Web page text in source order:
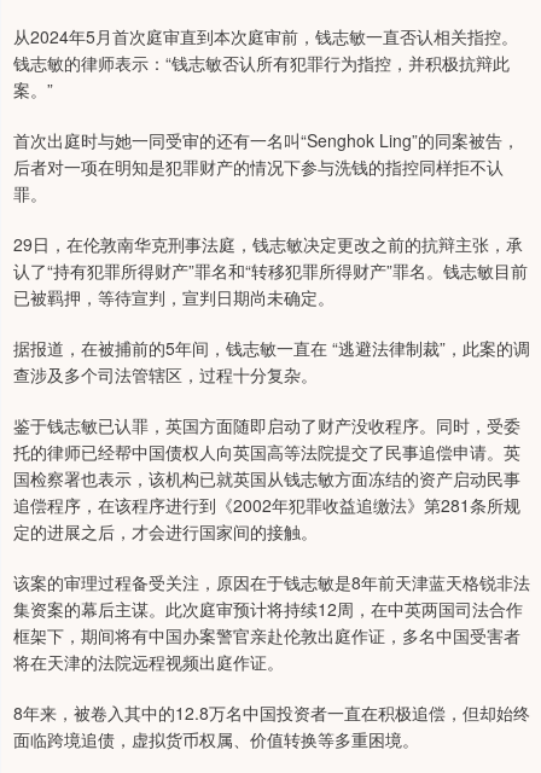
从2024年5月首次庭审直到本次庭审前，钱志敏一直否认相关指控。
钱志敏的律师表示：“钱志敏否认所有犯罪行为指控，并积极抗辩此
案。”
首次出庭时与她一同受审的还有一名叫“Senghok Ling”的同案被告，
后者对一项在明知是犯罪财产的情况下参与洗钱的指控同样拒不认
罪。
29日，在伦敦南华克刑事法庭，钱志敏决定更改之前的抗辩主张，承
认了“持有犯罪所得财产”罪名和“转移犯罪所得财产”罪名。钱志敏目前
已被羁押，等待宣判，宣判日期尚未确定。
据报道，在被捕前的5年间，钱志敏一直在 “逃避法律制裁”，此案的调
查涉及多个司法管辖区，过程十分复杂。
鉴于钱志敏已认罪，英国方面随即启动了财产没收程序。同时，受委
托的律师已经帮中国债权人向英国高等法院提交了民事追偿申请。英
国检察署也表示，该机构已就英国从钱志敏方面冻结的资产启动民事
追偿程序，在该程序进行到《2002年犯罪收益追缴法》第281条所规
定的进展之后，才会进行国家间的接触。
该案的审理过程备受关注，原因在于钱志敏是8年前天津蓝天格锐非法
集资案的幕后主谋。此次庭审预计将持续12周，在中英两国司法合作
框架下，期间将有中国办案警官亲赴伦敦出庭作证，多名中国受害者
将在天津的法院远程视频出庭作证。
8年来，被卷入其中的12.8万名中国投资者一直在积极追偿，但却始终
面临跨境追债，虚拟货币权属、价值转换等多重困境。